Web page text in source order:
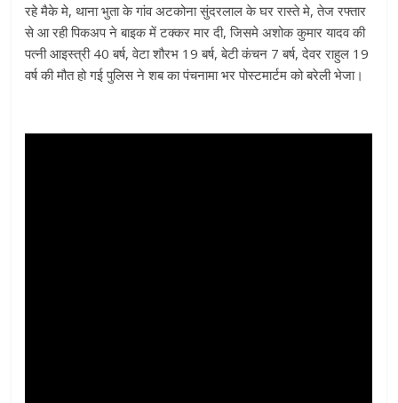
रहे मैके मे, थाना भुता के गांव अटकोना सुंदरलाल के घर रास्ते मे, तेज रफ्तार
से आ रही पिकअप ने बाइक में टक्कर मार दी, जिसमे अशोक कुमार यादव की
पत्नी आइस्त्री 40 बर्ष, वेटा शौरभ 19 बर्ष, बेटी कंचन 7 बर्ष, देवर राहुल 19
वर्ष की मौत हो गई पुलिस ने शब का पंचनामा भर पोस्टमार्टम को बरेली भेजा।